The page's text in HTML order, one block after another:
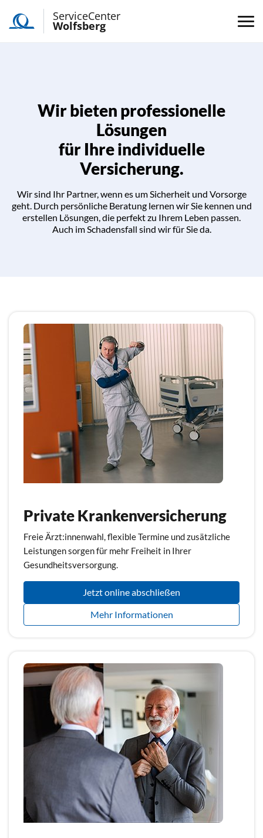
ServiceCenter
Wolfsberg
Wir bieten professionelle
Lösungen
für Ihre individuelle
Versicherung.
Wir sind Ihr Partner, wenn es um Sicherheit und Vorsorge
geht. Durch persönliche Beratung lernen wir Sie kennen und
erstellen Lösungen, die perfekt zu Ihrem Leben passen.
Auch im Schadensfall sind wir für Sie da.
Private Krankenversicherung
Freie Ärzt:innenwahl, flexible Termine und zusätzliche
Leistungen sorgen für mehr Freiheit in Ihrer
Gesundheitsversorgung.
Jetzt online abschließen
Mehr Informationen